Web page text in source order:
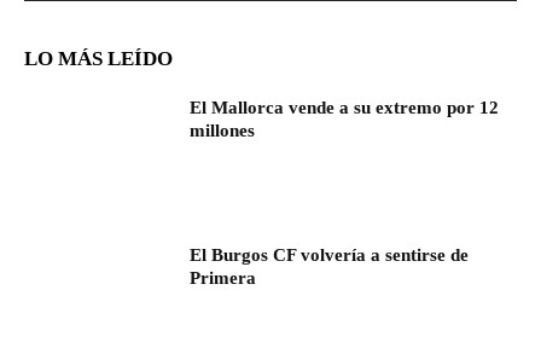
LO MÁS LEÍDO
El Mallorca vende a su extremo por 12
millones
El Burgos CF volvería a sentirse de
Primera